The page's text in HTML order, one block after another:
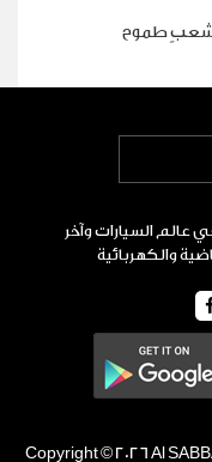
شعبٍ طموح
عالم السيارات وآخر
والكهربائية
Copyright © 2026 Al